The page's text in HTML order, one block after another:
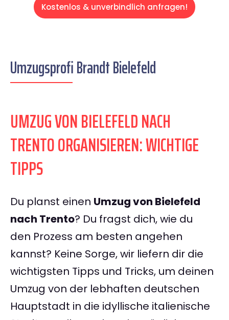
Kostenlos & unverbindlich anfragen!
Umzugsprofi Brandt Bielefeld
UMZUG VON BIELEFELD NACH
TRENTO ORGANISIEREN: WICHTIGE
TIPPS
Du planst einen Umzug von Bielefeld
nach Trento? Du fragst dich, wie du
den Prozess am besten angehen
kannst? Keine Sorge, wir liefern dir die
wichtigsten Tipps und Tricks, um deinen
Umzug von der lebhaften deutschen
Hauptstadt in die idyllische italienische